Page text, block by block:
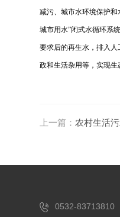
减污、城市水环境保护
城市用水”闭式水循环系
要求后的再生水，排入
政和生活杂用等，实现生
上一篇： 农村生活
0532-83713810